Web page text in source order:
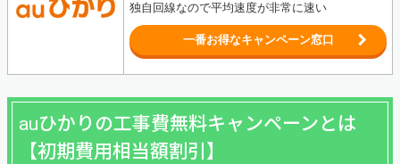
独自回線なので平均速度が非常に速い
一番お得なキャンペーン窓口
auひかりの工事費無料キャンペーンとは
【初期費用相当額割引】